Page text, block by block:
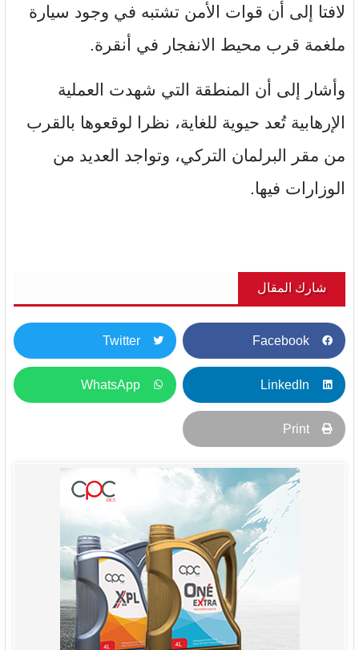
لافتا إلى أن قوات الأمن تشتبه في وجود سيارة
ملغمة قرب محيط الانفجار في أنقرة.
وأشار إلى أن المنطقة التي شهدت العملية
الإرهابية تُعد حيوية للغاية، نظرا لوقعوها بالقرب
من مقر البرلمان التركي، وتواجد العديد من
الوزارات فيها.
شارك المقال
Facebook
Twitter
LinkedIn
WhatsApp
Print